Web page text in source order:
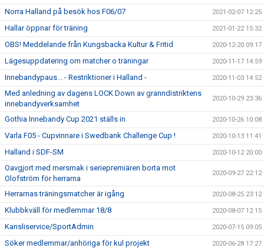
Norra Halland på besök hos F06/07 2021-02-07 12:25
Hallar öppnar för träning 2021-01-22 15:32
OBS! Meddelande från Kungsbacka Kultur & Fritid 2020-12-20 09:17
Lägesuppdatering om matcher o träningar 2020-11-17 14:59
Innebandypaus... - Restriktioner i Halland - 2020-11-03 14:52
Med anledning av dagens LOCK Down av granndistriktens
innebandyverksamhet
2020-10-29 23:36
Gothia Innebandy Cup 2021 ställs in 2020-10-26 10:08
Varla F05 - Cupvinnare i Swedbank Challenge Cup ! 2020-10-13 11:41
Halland i SDF-SM 2020-10-12 20:00
Oavgjort med mersmak i seriepremiären borta mot
Olofström för herrarna
2020-09-27 22:12
Herrarnas träningsmatcher är igång 2020-08-25 23:12
Klubbkväll för medlemmar 18/8 2020-08-07 12:15
Kansliservice/SportAdmin 2020-07-15 09:05
Söker medlemmar/anhöriga för kul projekt 2020-06-28 17:27